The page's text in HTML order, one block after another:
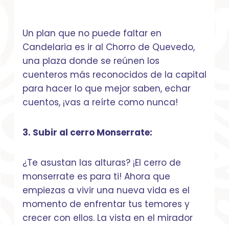
Un plan que no puede faltar en
Candelaria es ir al Chorro de Quevedo,
una plaza donde se reúnen los
cuenteros más reconocidos de la capital
para hacer lo que mejor saben, echar
cuentos, ¡vas a reírte como nunca!
3. Subir al cerro Monserrate:
¿Te asustan las alturas? ¡El cerro de
monserrate es para ti! Ahora que
empiezas a vivir una nueva vida es el
momento de enfrentar tus temores y
crecer con ellos. La vista en el mirador